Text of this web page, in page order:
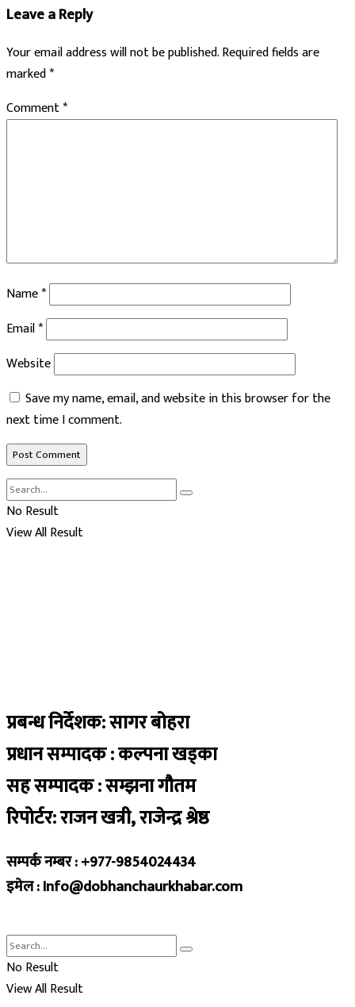
Leave a Reply
Your email address will not be published.Required fields are
marked*
Comment*
Name*
Email*
Website
Save my name, email, and website in this browser for the
next time I comment.
No Result
View All Result
प्रबन्ध निर्देशक: सागर बोहरा
प्रधान सम्पादक : कल्पना खड्का
सह सम्पादक : सम्झना गौतम
रिपोर्टर: राजन खत्री, राजेन्द्र श्रेष्ठ
सम्पर्क नम्बर : +977-9854024434
इमेल : Info@dobhanchaurkhabar.com
No Result
View All Result